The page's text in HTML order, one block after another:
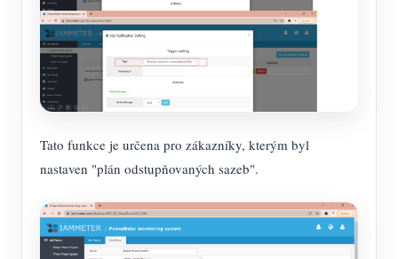
Tato funkce je určena pro zákazníky, kterým byl
nastaven "plán odstupňovaných sazeb".